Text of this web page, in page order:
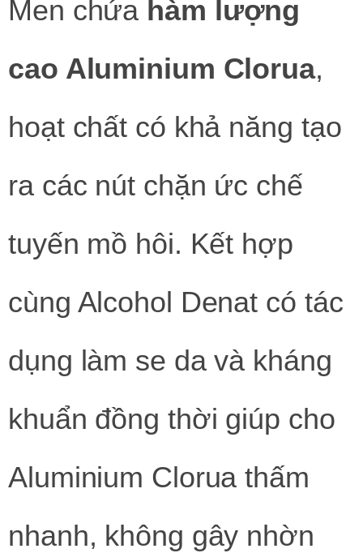
Men chứa hàm lượng
cao Aluminium Clorua,
hoạt chất có khả năng tạo
ra các nút chặn ức chế
tuyến mồ hôi. Kết hợp
cùng Alcohol Denat có tác
dụng làm se da và kháng
khuẩn đồng thời giúp cho
Aluminium Clorua thấm
nhanh, không gây nhờn